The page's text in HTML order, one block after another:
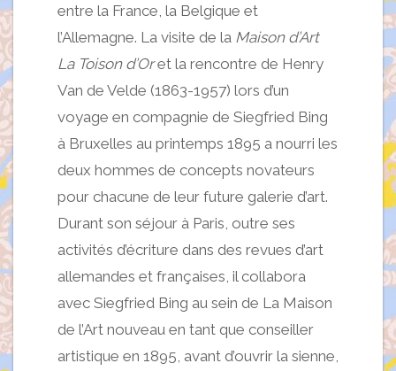
entre la France, la Belgique et
l’Allemagne. La visite de la Maison d’Art
La Toison d’Oret la rencontre de Henry
Van de Velde (1863-1957) lors d’un
voyage en compagnie de Siegfried Bing
à Bruxelles au printemps 1895 a nourri les
deux hommes de concepts novateurs
pour chacune de leur future galerie d’art.
Durant son séjour à Paris, outre ses
activités d’écriture dans des revues d’art
allemandes et françaises, il collabora
avec Siegfried Bing au sein de La Maison
de l’Art nouveau en tant que conseiller
artistique en 1895, avant d’ouvrir la sienne,